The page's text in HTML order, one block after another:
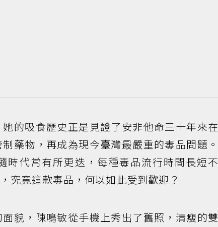
的吸食歷史正是見證了安非他命三十年來在
藥物，再成為現今臺灣最嚴重的毒品問題。
時代常有所更迭，每種毒品流行時間長短不
究竟這款毒品，何以如此受到歡迎？
貌，陳鳴敏從手機上秀出了舊照，清瘦的雙